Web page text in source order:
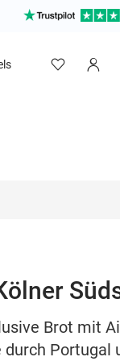
Brot mit
Portugal